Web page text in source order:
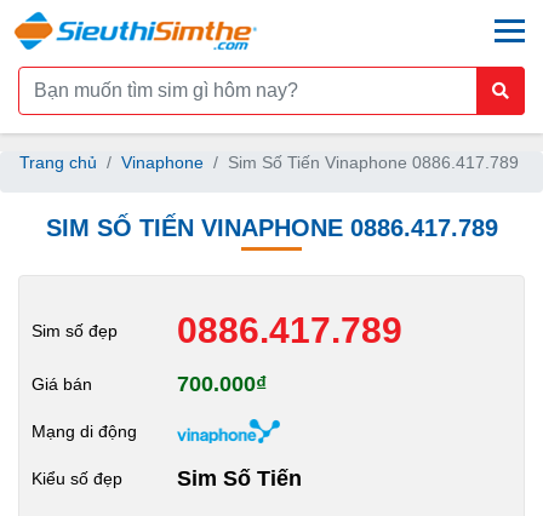
Trang chủ Vinaphone Sim Số Tiến Vinaphone 0886.417.789
SIM SỐ TIẾN VINAPHONE 0886.417.789
Sim số đẹp 0886.417.789
Giá bán 700.000₫
Mạng di động
Kiểu số đẹp Sim Số Tiến